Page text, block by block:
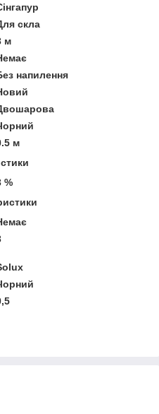
скла
м
напилення
м
%